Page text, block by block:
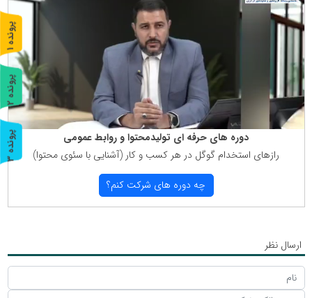
دوره های حرفه ای تولیدمحتوا و روابط عمومی
رازهای استخدام گوگل در هر كسب و كار (آشنایی با سئوی محتوا)
چه دوره های شركت كنم؟
ارسال نظر
پ
ر
و
ن
د
ه
1
پ
ر
و
ن
د
ه
2
پ
ر
و
ن
د
ه
3